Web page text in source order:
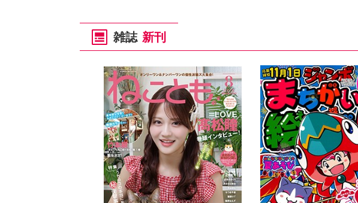
雑誌 新刊